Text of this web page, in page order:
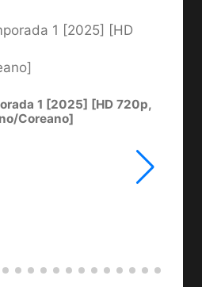
1 [2025] [HD 720p,
Coreano]